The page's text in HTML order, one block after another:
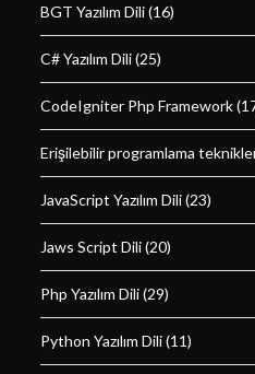
BGT Yazılım Dili(16)
C# Yazılım Dili(25)
CodeIgniter Php Framework
Erişilebilir programlama
JavaScript Yazılım Dili(23)
Jaws Script Dili(20)
Php Yazılım Dili(29)
Python Yazılım Dili(11)